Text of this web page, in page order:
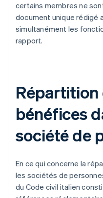
certains membres ne
document unique rédigé
simultanément les
rapport.
Répartition
bénéfices
société de
En ce qui concerne la
les sociétés de
du Code civil italien